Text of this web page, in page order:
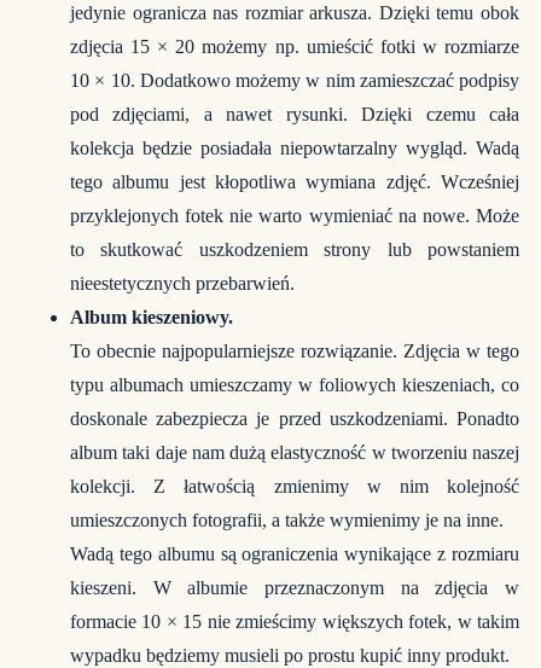
jedynie ogranicza nas rozmiar arkusza. Dzięki temu obok
zdjęcia 15 × 20 możemy np. umieścić fotki w rozmiarze
10 × 10. Dodatkowo możemy w nim zamieszczać podpisy
pod zdjęciami, a nawet rysunki. Dzięki czemu cała
kolekcja będzie posiadała niepowtarzalny wygląd. Wadą
tego albumu jest kłopotliwa wymiana zdjęć. Wcześniej
przyklejonych fotek nie warto wymieniać na nowe. Może
to skutkować uszkodzeniem strony lub powstaniem
nieestetycznych przebarwień.
Album kieszeniowy.
To obecnie najpopularniejsze rozwiązanie. Zdjęcia w tego
typu albumach umieszczamy w foliowych kieszeniach, co
doskonale zabezpiecza je przed uszkodzeniami. Ponadto
album taki daje nam dużą elastyczność w tworzeniu naszej
kolekcji. Z łatwością zmienimy w nim kolejność
umieszczonych fotografii, a także wymienimy je na inne.
Wadą tego albumu są ograniczenia wynikające z rozmiaru
kieszeni. W albumie przeznaczonym na zdjęcia w
formacie 10 × 15 nie zmieścimy większych fotek, w takim
wypadku będziemy musieli po prostu kupić inny produkt.